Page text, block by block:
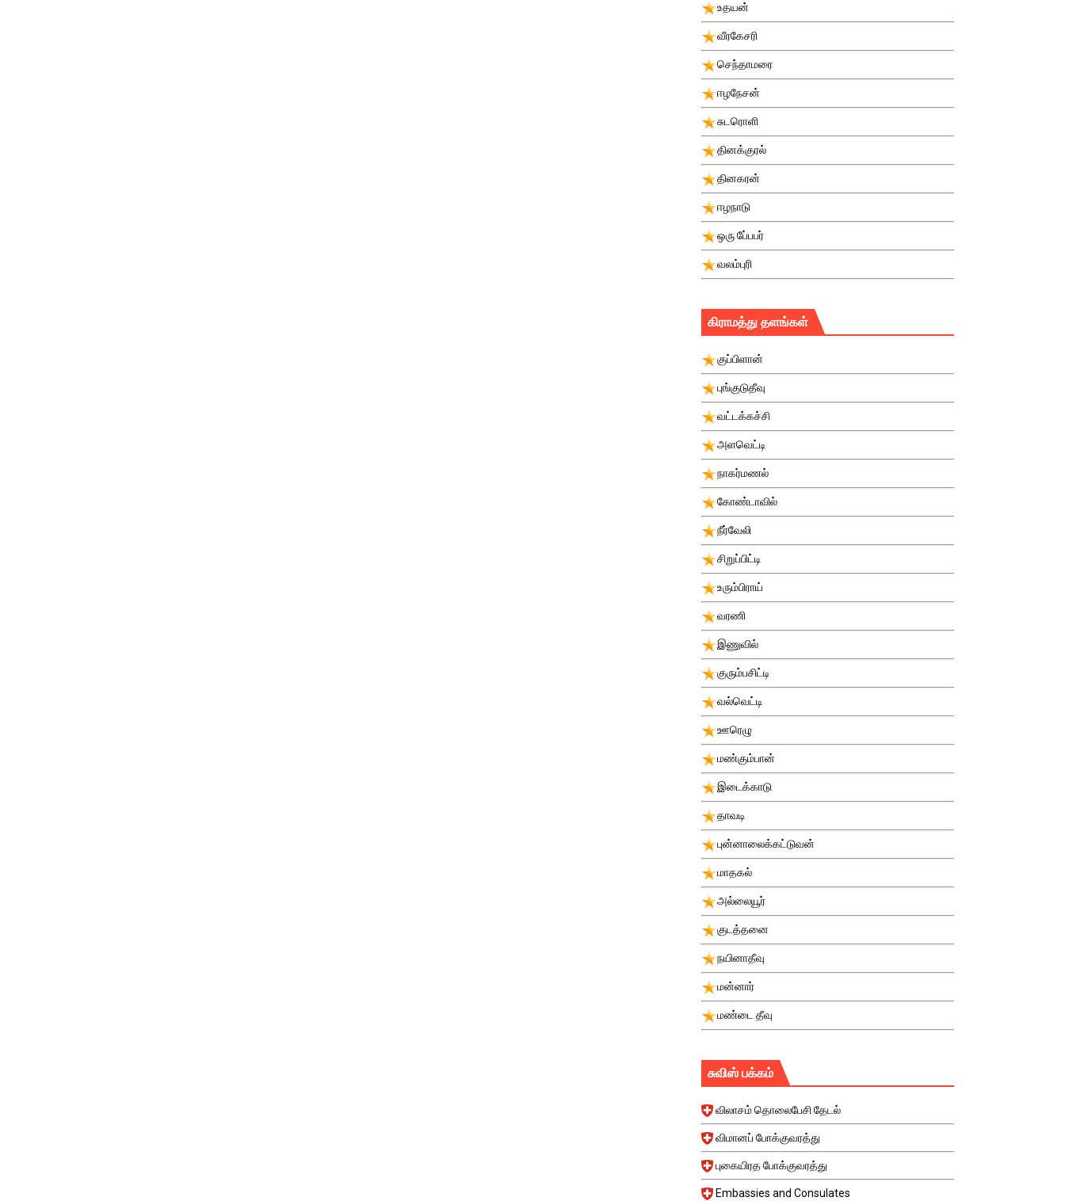
உதயன்
வீரகேசரி
செந்தாமரை
ஈழநேசன்
சுடரொளி
தினக்குரல்
தினகரன்
ஈழநாடு
ஒரு பே்பபர்
வலம்புரி
கிராமத்து தளங்கள்
குப்பிளான்
புங்குடுதீவு
வட்டக்கச்சி
அளவெட்டி
நாகர்மணல்
கோண்டாவில்
நீர்வேலி
சிறுப்பிட்டி
உரும்பிராய்
வரணி
இணுவில்
குரும்பசிட்டி
வல்வெட்டி
ஊரெழு
மண்கும்பான்
இடைக்காடு
தாவடி
புன்னாலைக்கட்டுவன்
மாதகல்
அல்லையூர்
குடத்தனை
நயினாதீவு
மன்னார்
மண்டை தீவு
சுவிஸ் பக்கம்
விலாசம் தொலைபேசி தேடல்
விமானப் போக்குவரத்து
புகையிரத போக்குவரத்து
Embassies and Consulates